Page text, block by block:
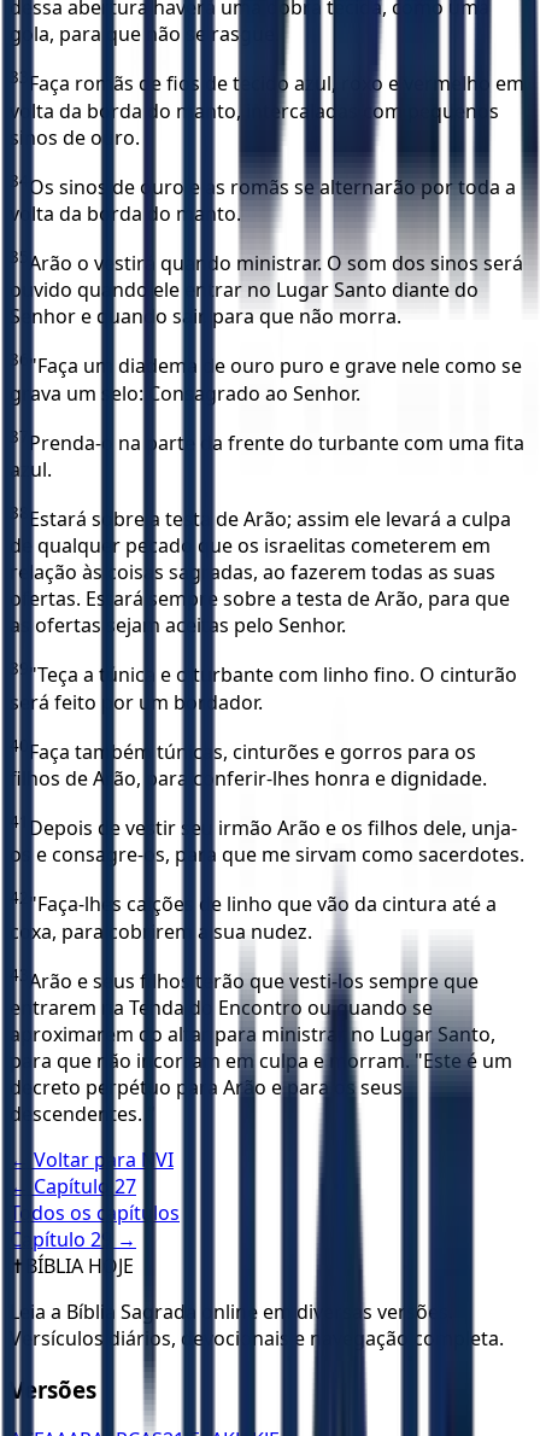
dessa abertura haverá uma dobra tecida, como uma
gola, para que não se rasgue.
33 Faça romãs de fios de tecido azul, roxo e vermelho em
volta da borda do manto, intercaladas com pequenos
sinos de ouro.
34 Os sinos de ouro e as romãs se alternarão por toda a
volta da borda do manto.
35 Arão o vestirá quando ministrar. O som dos sinos será
ouvido quando ele entrar no Lugar Santo diante do
Senhor e quando sair, para que não morra.
36 "Faça um diadema de ouro puro e grave nele como se
grava um selo: Consagrado ao Senhor.
37 Prenda-o na parte da frente do turbante com uma fita
azul.
38 Estará sobre a testa de Arão; assim ele levará a culpa
de qualquer pecado que os israelitas cometerem em
relação às coisas sagradas, ao fazerem todas as suas
ofertas. Estará sempre sobre a testa de Arão, para que
as ofertas sejam aceitas pelo Senhor.
39 "Teça a túnica e o turbante com linho fino. O cinturão
será feito por um bordador.
40 Faça também túnicas, cinturões e gorros para os
filhos de Arão, para conferir-lhes honra e dignidade.
41 Depois de vestir seu irmão Arão e os filhos dele, unja-
os e consagre-os, para que me sirvam como sacerdotes.
42 "Faça-lhes calções de linho que vão da cintura até a
coxa, para cobrirem a sua nudez.
43 Arão e seus filhos terão que vesti-los sempre que
entrarem na Tenda do Encontro ou quando se
aproximarem do altar para ministrar no Lugar Santo,
para que não incorram em culpa e morram. "Este é um
decreto perpétuo para Arão e para os seus
descendentes. "
← Voltar para NVI
← Capítulo 27
Todos os capítulos
Capítulo 29
→
✝️ BÍBLIA HOJE
Leia a Bíblia Sagrada online em diversas versões.
Versículos diários, devocionais e navegação completa.
Versões